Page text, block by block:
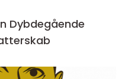
Dybdegående